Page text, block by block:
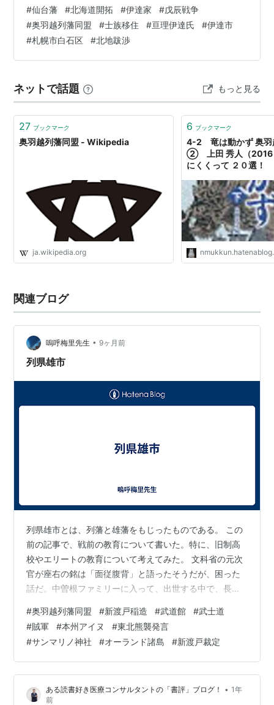
磐城平藩 安藤信勇 3万石
松前藩 松前徳広 3万石
泉藩 本多忠紀
亀田藩 岩城隆邦 2万石
湯長谷藩 内藤政養 1万5000石
生駒親敬 8000石
一関藩 田村邦栄 3万石
松平信庸 3万石
天童藩 織田信敏
参加藩 藩主 石高
新発田藩
長岡藩 牧野忠訓
3万石
藩 藩主 石高
会津藩 松平容保 23万石
庄内藩 16万7千石
秋田藩の離反や火力に優る新政府軍に押され、諸藩は
続々と降伏。9月下旬（新暦11月上旬）に同盟は瓦解し
大の目的は、仙台藩の支藩である亘理（わたり）伊達家
から移住した「旧岩間家住宅」の調査。歴史のロマン、
そして当時の先祖たちが抱えていた壮絶な覚悟に触れ
る、深く濃密な時間となりました。 殿様が自ら一族を率
藩」の文字を記した案内を発見。そこでボラン…
#仙台藩 #北海道開拓 #伊達家 #戊辰戦争
#奥羽越列藩同盟 #士族移住 #亘理伊達氏 #伊達市
#札幌市白石区 #北地跋渉
ネットで話題 もっと見る
27 ブックマーク
奥羽越列藩同盟 - Wikipedia
ja.wikipedia.org
6 ブックマーク
4-2 竜は動かず 奥羽
② 上田 秀人（2016
にくくって ２０選！
関連ブログ
嗚呼梅里先生 • 9ヶ月前
列県雄市
列県雄市とは、列藩と雄藩をもじったものである。 この
前の記事で、戦前の教育について書いた。特に、旧制高
校やエリートの教育について考えてみた。 文科省の元次
官が座右の銘は「面従腹背」と語ったそうだが、困った
話だ。中曽根ファミリーに入って、出世する中で、長く
つけられてきたのだろうか。優秀な人物から見れば、教
養も品格も無い恥ずかしい政治家は許せないだろう。馬
鹿というか、馬鹿以下なのだろう。子どもたちを健全に
育てる教育行政において、これはないだろうと。まあ、
日本中、北から南まで、末端の学校でも、問題のある人
物が教頭や校長になり、教育委員長になり、真面目…
#奥羽越列藩同盟 #新渡戸稲造 #武道館 #武士道
#賊軍 #本州アイヌ #東北熊襲発言
#サンマリノ神社 #オーランド諸島 #新渡戸裁定
ある読書好き医療コンサルタントの「書評」ブログ！ • 1年
前